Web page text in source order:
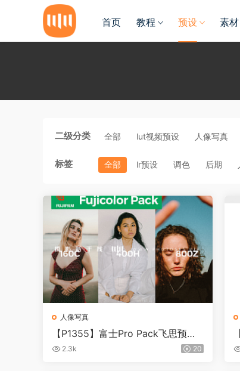
首页 教程 预设 素材
二级分类 全部 lut视频预设 人像写真
标签 全部 lr预设 调色 后期
人像写真
【P1355】富士Pro Pack飞思预设
集 2.3k 20